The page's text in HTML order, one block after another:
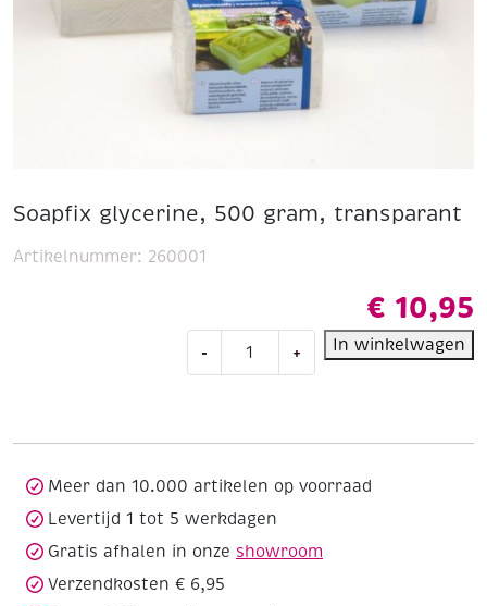
Soapfix glycerine, 500 gram, transparant
€ 10,95
-
glycerine,
+ In winkelwagen
Artikelnummer: 260001
Meer dan 10.000 artikelen op voorraad
Levertijd 1 tot 5 werkdagen
Gratis afhalen in onze showroom
Verzendkosten € 6,95